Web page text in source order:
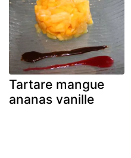
Tartare mangue
ananas vanille